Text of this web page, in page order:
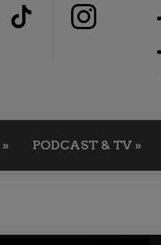
» PODCAST & TV »